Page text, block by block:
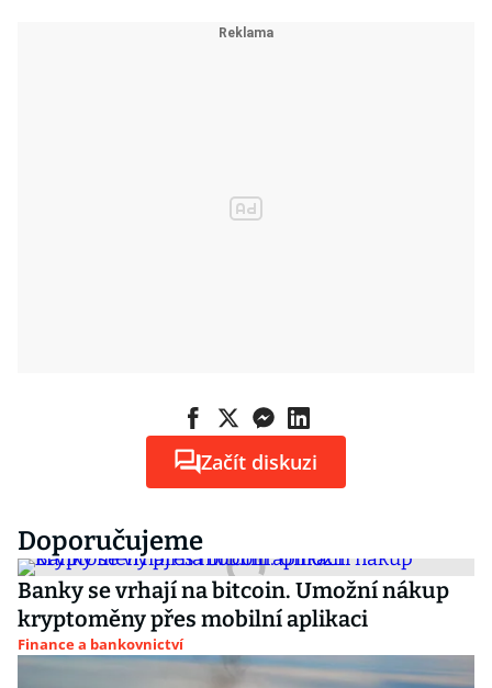
Začít diskuzi
Doporučujeme
Banky se vrhají na bitcoin. Umožní nákup
kryptoměny přes mobilní aplikaci
Finance a bankovnictví